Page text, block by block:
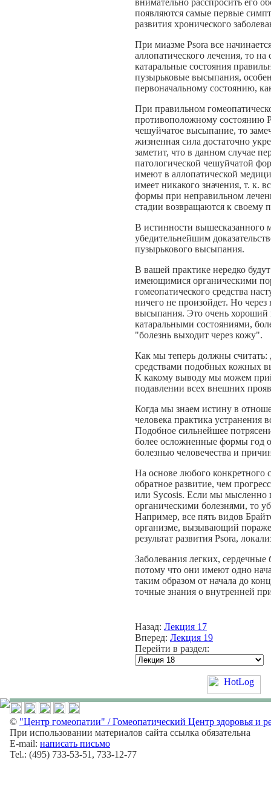
внимательно расспросить его
появляются самые первые
развития хронического
При миазме Psora все
аллопатического лечения, то
катаральные состояния
пузырьковые высыпания,
первоначальному состоянию,
При правильном
противоположному состоянию
чешуйчатое высыпание, то
жизненная сила достаточно
заметит, что в данном случае
патологической чешуйчатой
имеют в аллопатической
имеет никакого значения, т. к.
формы при неправильном
стадии возвращаются к своему
В истинности вышесказанного
убедительнейшим
пузырькового высыпания.
В вашей практике нередко
имеющимися органическими
гомеопатического средства
ничего не произойдет. Но через
высыпания. Это очень хороший
катаральными состояниями,
"болезнь выходит через кожу".
Как мы теперь должны
средствами подобных кожных
К какому выводу мы можем
подавлении всех внешних
Когда мы знаем истину в
человека практика устранения
Подобное сильнейшее
более осложненные формы год
болезнью человечества и
На основе любого конкретного
обратное развитие, чем
или Sycosis. Если мы мысленно
органическими болезнями, то
Например, все пять видов
организме, вызывающий
результат развития Psora,
Заболевания легких,
потому что они имеют одно
таким образом от начала до
точные знания о внутренней
Назад: Лекция 17
Вперед: Лекция 19
Перейти в раздел:
© "Центр гомеопатии" / Гомеопатический Центр здоровья и
При использовании материалов сайта ссылка обязательна
E-mail: написать письмо
Tel.: (495) 733-53-51, 733-12-77